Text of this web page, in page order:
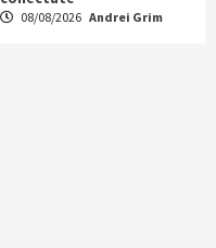
08/08/2026 Andrei Grim